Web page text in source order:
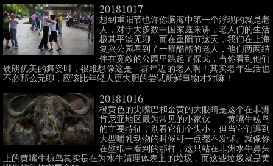
20181017
想到重阳节也许你脑海中第一个浮现的就是老
人，对于大多数中国家庭来讲，老人们的生活
极其平淡无聊，而在重阳节这天，我们在上海
复兴公园看到了一群酷酷的老人，他们两两结
伴在宽敞的公园里跳起了探戈，当你看到他们
硬朗优美的舞姿时，很难想像这是一群年迈的老人啊！其实老年生活也
不必那么无聊，应该比年轻人更大胆的尝试新鲜事物才对嘛！
20181016
橙黄色的尖嘴巴和金黄的大眼睛是这个在非洲
肯尼亚地区最为常见的小家伙——黄嘴牛椋鸟
的主要特征，别看它们个头小，但当它们遇到
大型哺乳动物的时候可一点都不发怵。就像你
在壁纸中看到的那样，这只站在非洲水牛鼻头
上的黄嘴牛椋鸟其实是在为水牛清理体表上的垃圾，而这些垃圾就是黄